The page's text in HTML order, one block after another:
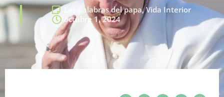
Las palabras del papa,Vida Interior
octubre 1, 2024